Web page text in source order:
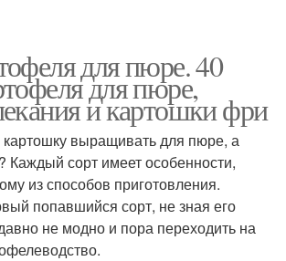
для пюре. 40
для пюре,
и картошки фри
картошку выращивать для пюре, а
Каждый сорт имеет особенности,
из способов приготовления.
попавшийся сорт, не зная его
не модно и пора переходить на